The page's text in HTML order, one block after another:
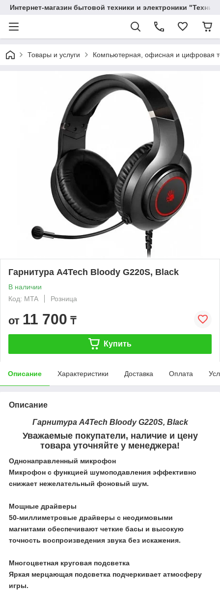
Интернет-магазин бытовой техники и электроники
Товары и услуги Компьютерная, офисная и цифровая
Гарнитура A4Tech Bloody G220S, Black
В наличии
Код: MTA
Розница
от 11 700 ₸
Купить
Описание Характеристики Доставка Оплата
Описание
Гарнитура A4Tech Bloody G220S, Black
Уважаемые покупатели, наличие и цену
товара уточняйте у менеджера!
Однонаправленный микрофон
Микрофон с функцией шумоподавления эффективно
снижает нежелательный фоновый шум.
Мощные драйверы
50-миллиметровые драйверы с неодимовыми
магнитами обеспечивают четкие басы и высокую
точность воспроизведения звука без искажения.
Многоцветная круговая подсветка
Яркая мерцающая подсветка подчеркивает атмосферу
игры.